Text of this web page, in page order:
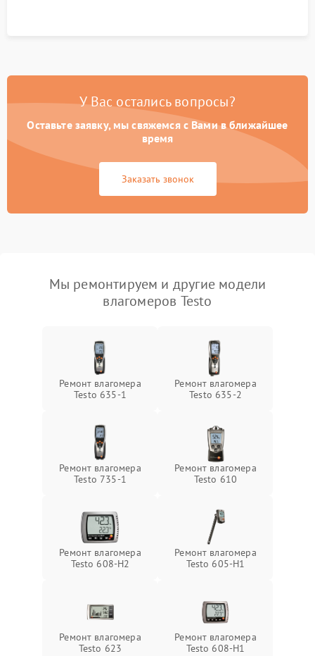
У Вас остались вопросы?
Оставьте заявку, мы свяжемся с Вами в ближайшее
время
Заказать звонок
Мы ремонтируем и другие модели
влагомеров Testo
Ремонт влагомера
Testo 635-1
Ремонт влагомера
Testo 635-2
Ремонт влагомера
Testo 735-1
Ремонт влагомера
Testo 610
Ремонт влагомера
Testo 608-H2
Ремонт влагомера
Testo 605-H1
Ремонт влагомера
Testo 623
Ремонт влагомера
Testo 608-H1